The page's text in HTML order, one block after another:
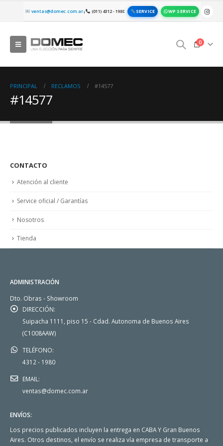
ventas@domec.com.ar| (011) 4312 - 1980 SERVICE WP SERVICE
0
PRINCIPAL RECLAMOS #14577
#14577
CONTACTO
Atención al cliente
Service oficial / Garantías
Nosotros
Tienda
ADMINISTRACIÓN
Dto. Obras - Showroom
DIRECCIÓN:
Suipacha 1111, piso 15 - Cdad. Autonoma de Buenos Aires
(C1008AAW)
TELÉFONO:
4312 - 1980
EMAIL:
ventas@domec.com.ar
ENVÍOS:
Los precios publicados incluyen la entrega en CABA Y Gran Buenos
Aires. Otros destinos, el envío se realiza vía empresa de transporte a